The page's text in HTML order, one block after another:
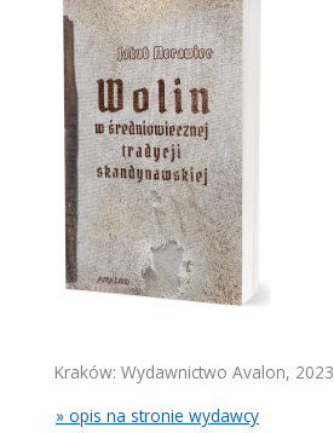
Kraków: Wydawnictwo Avalon, 2023
» opis na stronie wydawcy